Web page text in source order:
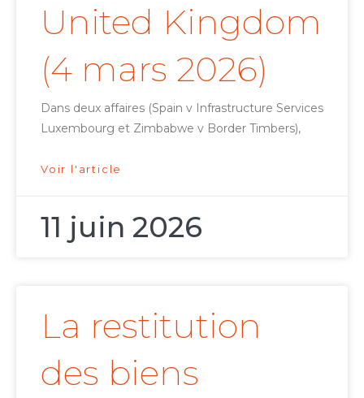
United Kingdom
(4 mars 2026)
Dans deux affaires (Spain v Infrastructure Services
Luxembourg et Zimbabwe v Border Timbers),
Voir l'article
11 juin 2026
La restitution
des biens